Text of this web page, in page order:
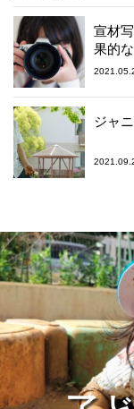
宣材
果的
ジャ